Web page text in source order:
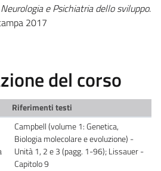
Neurologia e Psichiatria dello sviluppo.
2017
del corso
Riferimenti testi
Campbell (volume 1: Genetica,
Biologia molecolare e evoluzione) -
Unità 1, 2 e 3 (pagg. 1-96); Lissauer -
Capitolo 9